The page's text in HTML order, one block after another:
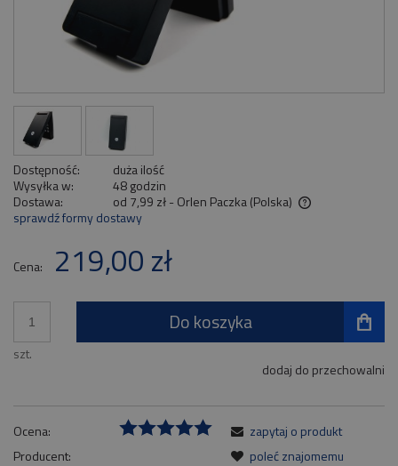
Dostępność:
duża ilość
Wysyłka w:
48 godzin
Dostawa:
od 7,99 zł - Orlen Paczka (Polska)
Cena nie zawiera ewentualnych kosztów płatności
sprawdź formy dostawy
Cena: 219,00 zł
szt.
Do koszyka
dodaj do przechowalni
Ocena:
Producent:
zapytaj o produkt
poleć znajomemu